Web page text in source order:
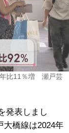
比11％増 瀬戸芸
発表しまし
大橋線は2024年